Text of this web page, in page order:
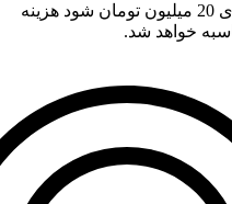
چنان چه جمع صورت حساب شما بالای 20 میلیون تومان شود هزینه
خواهد شد.